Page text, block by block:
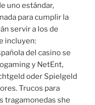
uno estándar,
para cumplir la
servir a los de
incluyen:
del casino se
y NetEnt,
oder Spielgeld
Trucos para
tragamonedas she